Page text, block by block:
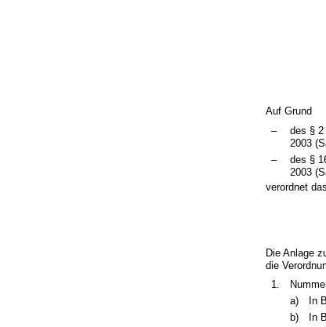
Auf Grund
–
des § 2
2003
–
des §
2003
verordnet
Die Anlage
die
1.
a)
In
b)
In